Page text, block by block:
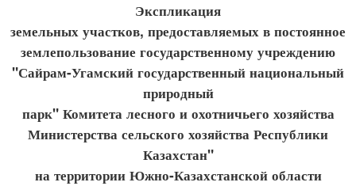
Экспликация
земельных участков, предоставляемых в постоянное
землепользование государственному учреждению
"Сайрам-Угамский государственный национальный
природный
парк" Комитета лесного и охотничьего хозяйства
Министерства сельского хозяйства Республики
Казахстан"
на территории Южно-Казахстанской области